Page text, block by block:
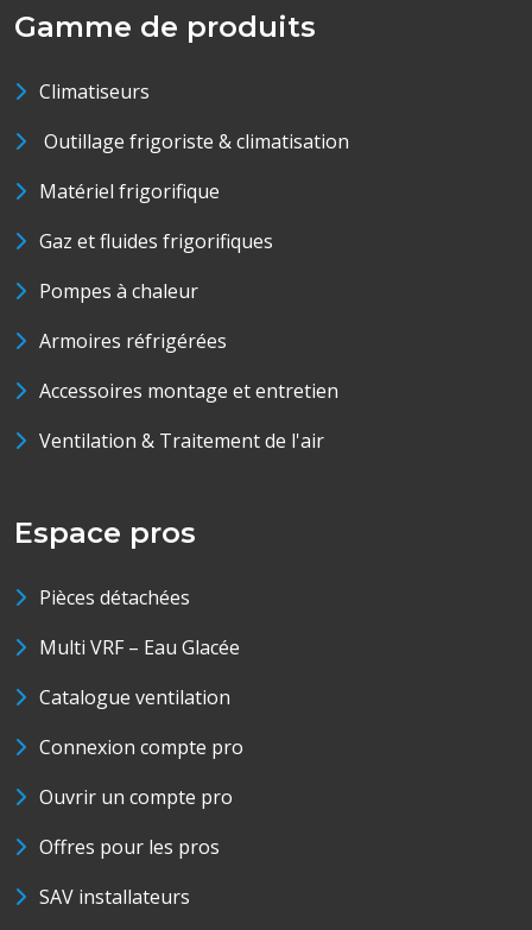
Gamme de produits
Climatiseurs
Outillage frigoriste & climatisation
Matériel frigorifique
Gaz et fluides frigorifiques
Pompes à chaleur
Armoires réfrigérées
Accessoires montage et entretien
Ventilation & Traitement de l'air
Espace pros
Pièces détachées
Multi VRF – Eau Glacée
Catalogue ventilation
Connexion compte pro
Ouvrir un compte pro
Offres pour les pros
SAV installateurs